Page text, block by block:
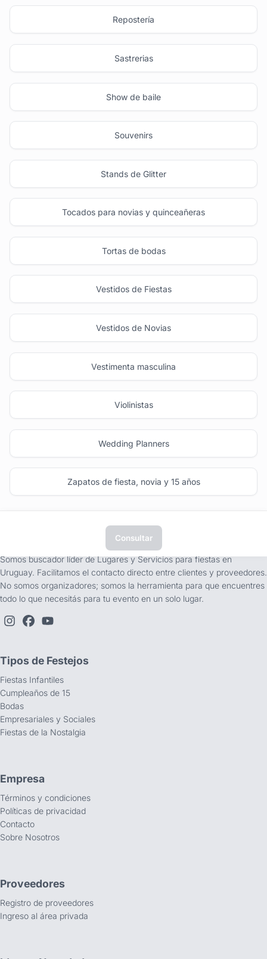
Repostería
Sastrerias
Show de baile
Souvenirs
Stands de Glitter
Tocados para novias y quinceañeras
Tortas de bodas
Vestidos de Fiestas
Vestidos de Novias
Vestimenta masculina
Violinistas
Wedding Planners
Zapatos de fiesta, novia y 15 años
Consultar
Somos buscador líder de Lugares y Servicios para fiestas en
Uruguay. Facilitamos el contacto directo entre clientes y proveedores.
No somos organizadores; somos la herramienta para que encuentres
todo lo que necesitás para tu evento en un solo lugar.
Tipos de Festejos
Fiestas Infantiles
Cumpleaños de 15
Bodas
Empresariales y Sociales
Fiestas de la Nostalgia
Empresa
Términos y condiciones
Políticas de privacidad
Contacto
Sobre Nosotros
Proveedores
Registro de proveedores
Ingreso al área privada